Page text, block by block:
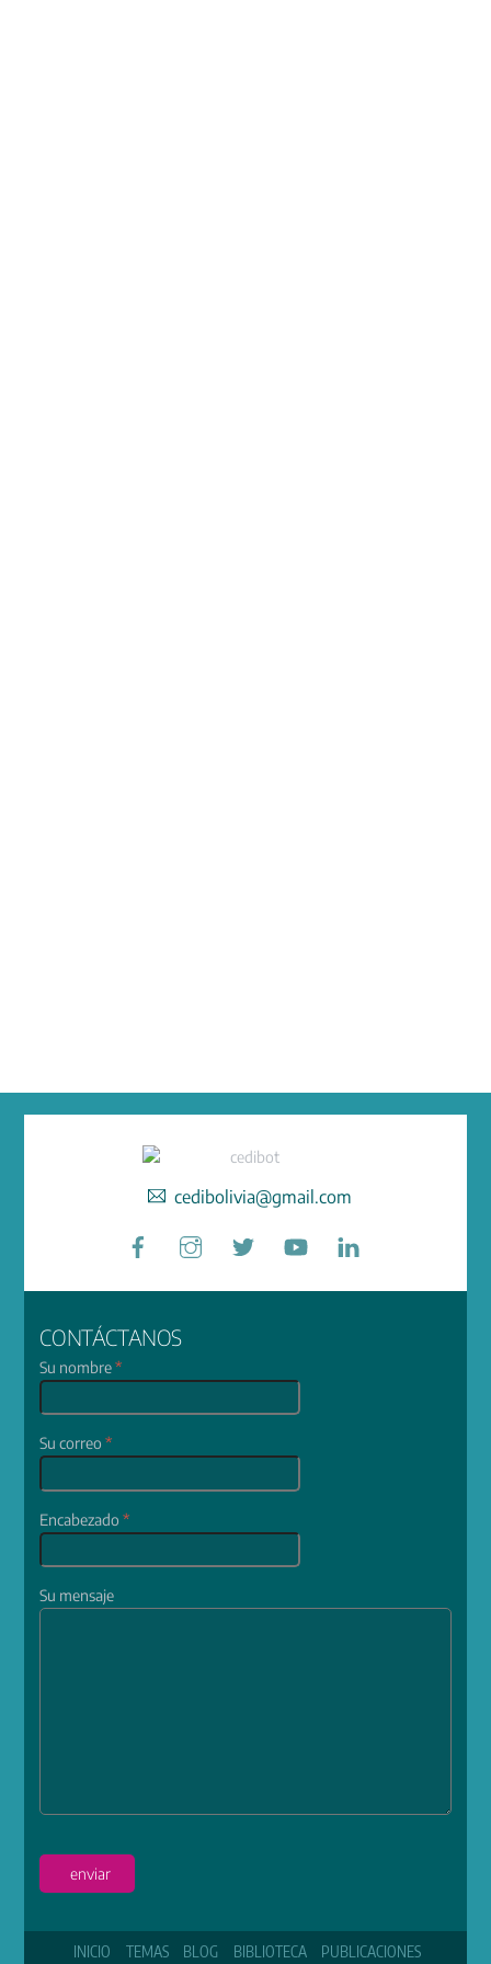
cedibolivia@gmail.com
Facebook
CONTÁCTANOS
Su nombre*
Su correo*
Encabezado*
Su mensaje
enviar
INICIO TEMAS BLOG BIBLIOTECA PUBLICACIONES